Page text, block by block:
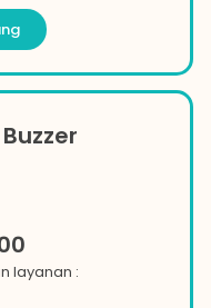
layanan :